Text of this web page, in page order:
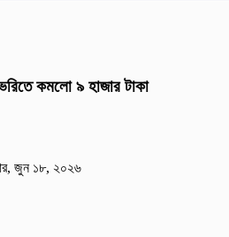
কমলো ৯ হাজার টাকা
জুন ১৮, ২০২৬